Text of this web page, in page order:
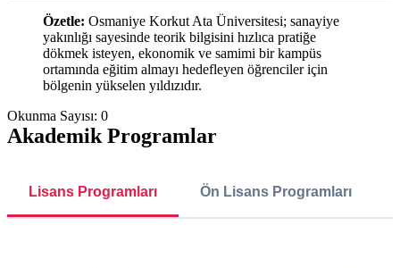
Özetle: Osmaniye Korkut Ata Üniversitesi; sanayiye
yakınlığı sayesinde teorik bilgisini hızlıca pratiğe
dökmek isteyen, ekonomik ve samimi bir kampüs
ortamında eğitim almayı hedefleyen öğrenciler için
bölgenin yükselen yıldızıdır.
Okunma Sayısı: 0
Akademik Programlar
Lisans Programları Ön Lisans Programları